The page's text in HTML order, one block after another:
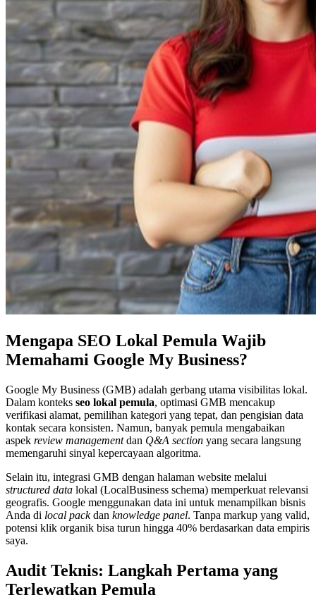
Mengapa SEO Lokal Pemula Wajib
Memahami Google My Business?
Google My Business (GMB) adalah gerbang utama visibilitas lokal.
Dalam konteks seo lokal pemula, optimasi GMB mencakup
verifikasi alamat, pemilihan kategori yang tepat, dan pengisian data
kontak secara konsisten. Namun, banyak pemula mengabaikan
aspek review managementdan Q&A section yang secara langsung
memengaruhi sinyal kepercayaan algoritma.
Selain itu, integrasi GMB dengan halaman website melalui
structured data lokal (LocalBusiness schema) memperkuat relevansi
geografis. Google menggunakan data ini untuk menampilkan bisnis
Anda di local packdan knowledge panel. Tanpa markup yang valid,
potensi klik organik bisa turun hingga 40% berdasarkan data empiris
saya.
Audit Teknis: Langkah Pertama yang
Terlewatkan Pemula